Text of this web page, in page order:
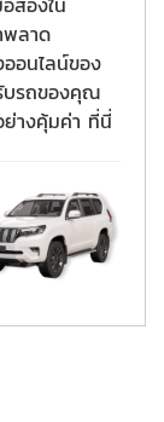
พลาด
อนไลน์ของ
บรถของคุณ
างคุ้มค่า ที่นี่